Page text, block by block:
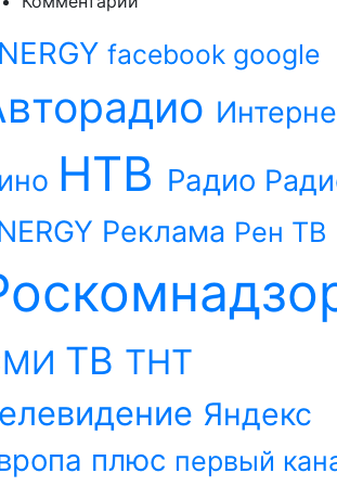
facebook google
НТВ Радио
Реклама Рен ТВ
ТВ ТНТ
Яндекс
плюс первый